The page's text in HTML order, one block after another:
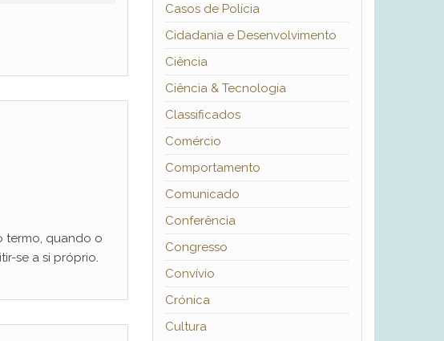
termo, quando o
se a si próprio.
Casos de Polícia
Cidadania e Desenvolvimento
Ciência
Ciência & Tecnologia
Classificados
Comércio
Comportamento
Comunicado
Conferência
Congresso
Convívio
Crónica
Cultura